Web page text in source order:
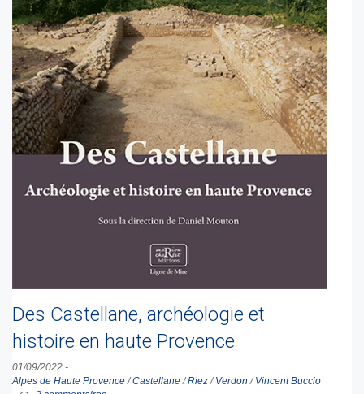
Des Castellane, archéologie et
histoire en haute Provence
01/09/2022 -
Alpes de Haute Provence /Castellane /Riez / Verdon / Vincent Buccio